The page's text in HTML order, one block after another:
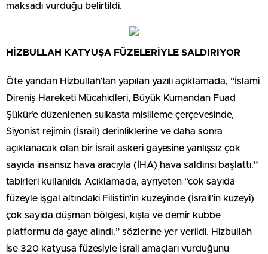
maksadı vurduğu belirtildi.
HİZBULLAH KATYUŞA FÜZELERİYLE SALDIRIYOR
Öte yandan Hizbullah’tan yapılan yazılı açıklamada, “İslami
Direniş Hareketi Mücahidleri, Büyük Kumandan Fuad
Şükür’e düzenlenen suikasta misilleme çerçevesinde,
Siyonist rejimin (İsrail) derinliklerine ve daha sonra
açıklanacak olan bir İsrail askeri gayesine yanlışsız çok
sayıda insansız hava aracıyla (İHA) hava saldırısı başlattı.”
tabirleri kullanıldı. Açıklamada, ayrıyeten “çok sayıda
füzeyle işgal altındaki Filistin’in kuzeyinde (İsrail’in kuzeyi)
çok sayıda düşman bölgesi, kışla ve demir kubbe
platformu da gaye alındı.” sözlerine yer verildi. Hizbullah
ise 320 katyuşa füzesiyle İsrail amaçları vurduğunu